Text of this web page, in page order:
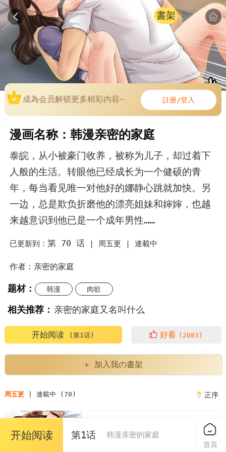
書架
成為会员解锁更多精彩内容~ 註册/登入
漫画名称：韩漫亲密的家庭
泰皖，从小被豪门收养，被称为儿子，却过着下
人般的生活。转眼他已经成长为一个健硕的青
年，每当看见唯一对他好的娜静心跳就加快。另
一边，总是欺负折磨他的漂亮姐妹和婶婶，也越
来越意识到他已是一个成年男性……
已更新到： 第 70 话| 周五更 | 連載中
作者：亲密的家庭
题材： 韩漫 肉欲
相关推荐： 亲密的家庭又名叫什么
亲密的家庭漫画为什么不更新了 亲密的家庭繁体
亲密的家庭又叫什么
亲密的家庭泰民
亲密的家庭或者朋友中的评价表现了
开始阅读 (第1话) 好看 (2083)
+ 加入我の書架
周五更| 連載中 (70) 正序
2023/04/07
免费
开始阅读 第1话 韩漫亲密的家庭
首頁